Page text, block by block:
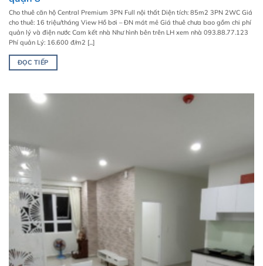
Cho thuê căn hộ Central Premium 3PN Full nội thất Diện tích: 85m2 3PN 2WC Giá
cho thuê: 16 triệu/tháng View Hồ bơi – ĐN mát mẻ Giá thuê chưa bao gồm chi phí
quản lý và điện nước Cam kết nhà Như hình bên trên LH xem nhà 093.88.77.123
Phí quản Lý: 16.600 đ/m2 [...]
ĐỌC TIẾP